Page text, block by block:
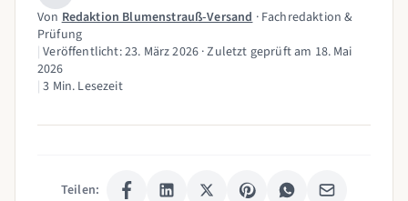
VonRedaktion Blumenstrauß-Versand· Fachredaktion &
Prüfung
Veröffentlicht:23. März 2026 · Zuletzt geprüft am 18. Mai
2026
3 Min. Lesezeit
Teilen: